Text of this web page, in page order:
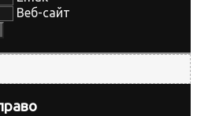
Веб-сайт